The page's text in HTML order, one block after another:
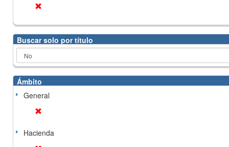
Buscar solo por título
Ámbito
General
Hacienda